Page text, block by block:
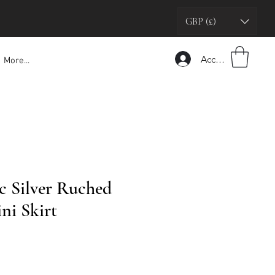
GBP (£)
More... Accedi
Silver Ruched
Skirt